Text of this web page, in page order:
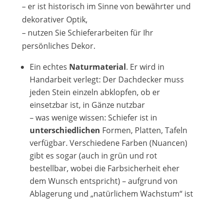
– er ist historisch im Sinne von bewährter und
dekorativer Optik,
– nutzen Sie Schieferarbeiten für Ihr
persönliches Dekor.
Ein echtes Naturmaterial. Er wird in
Handarbeit verlegt: Der Dachdecker muss
jeden Stein einzeln abklopfen, ob er
einsetzbar ist, in Gänze nutzbar
– was wenige wissen: Schiefer ist in
unterschiedlichen Formen, Platten, Tafeln
verfügbar. Verschiedene Farben (Nuancen)
gibt es sogar (auch in grün und rot
bestellbar, wobei die Farbsicherheit eher
dem Wunsch entspricht) – aufgrund von
Ablagerung und „natürlichem Wachstum“ ist